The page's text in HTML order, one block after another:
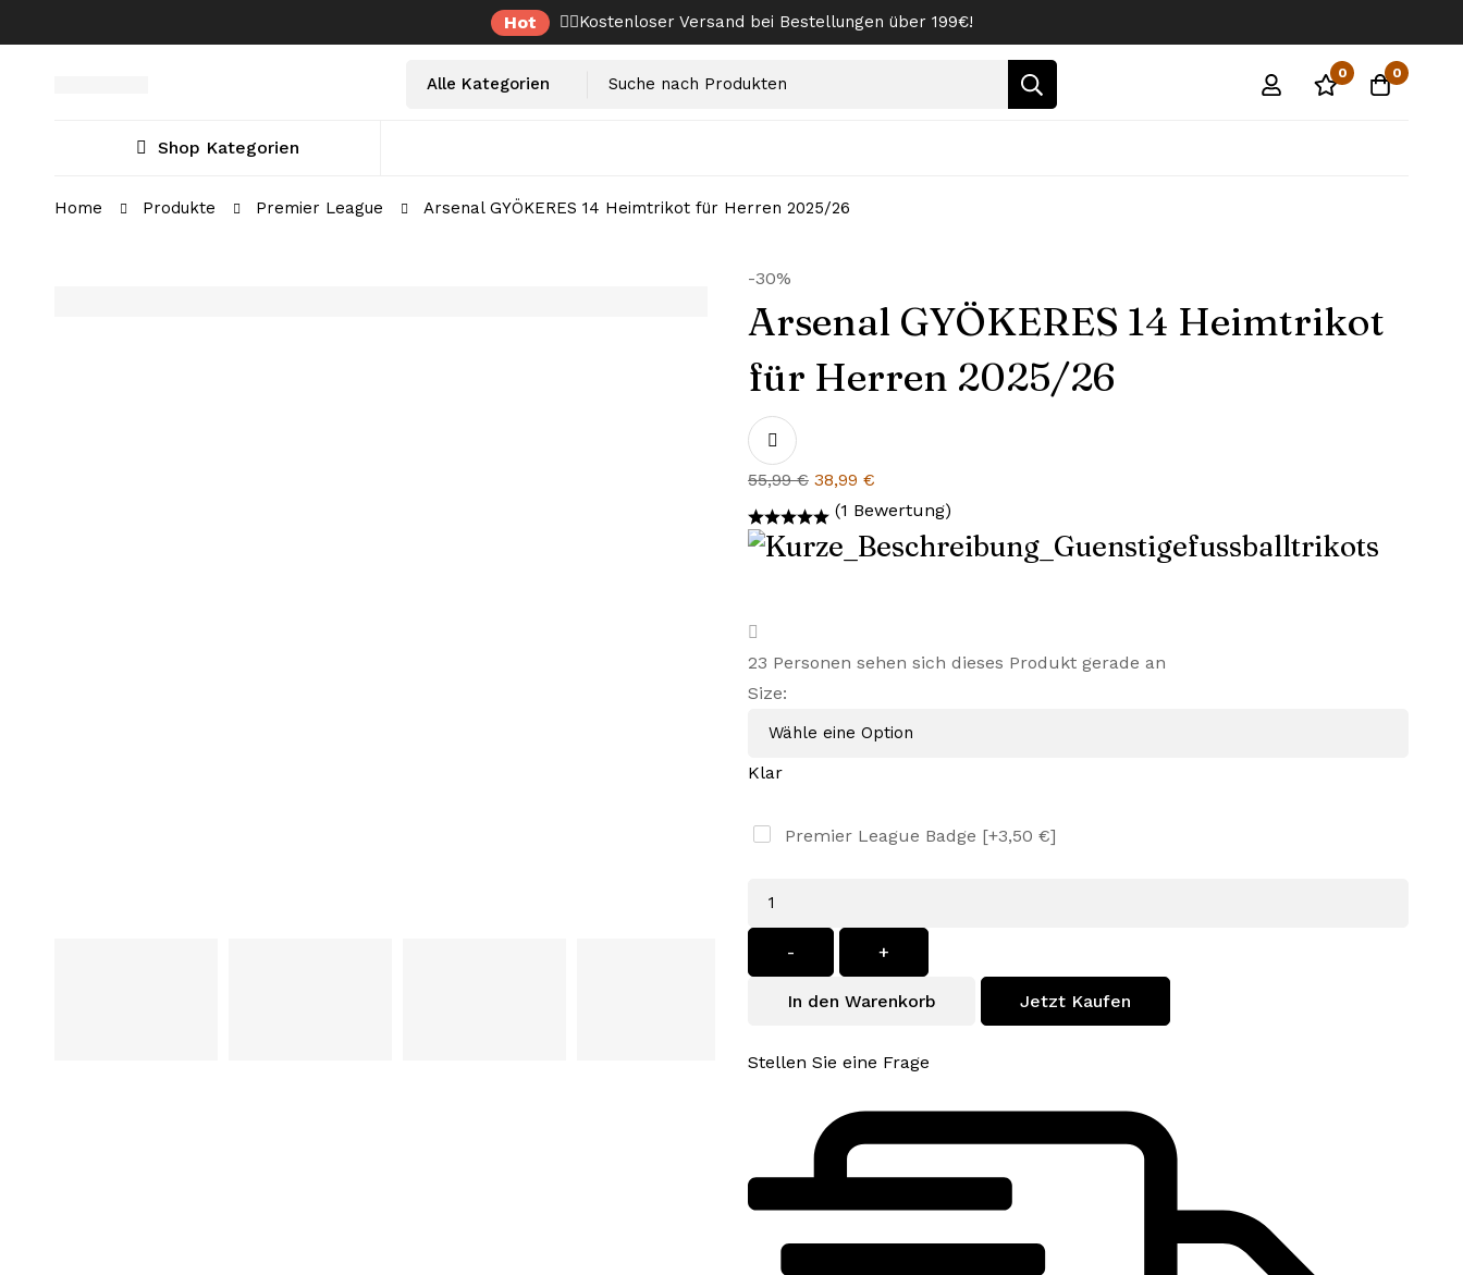
Hot ✌🏼Kostenloser Versand bei Bestellungen über 199€!
Select
Suche
0 0
Shop Kategorien
Home Produkte Premier League Arsenal GYÖKERES 14 Heimtrikot für Herren 2025/26
-30%
Arsenal GYÖKERES 14 Heimtrikot
für Herren 2025/26
55,99€ Ursprünglicher
Preis
war:
38,99 €
Preis
ist:
(1 Bewertung)
23 Personen sehen sich dieses Produkt gerade an
Size:
Klar
Premier League Badge [+3,50 €]
Menge
- +
In den Warenkorb Jetzt Kaufen
Stellen Sie eine Frage